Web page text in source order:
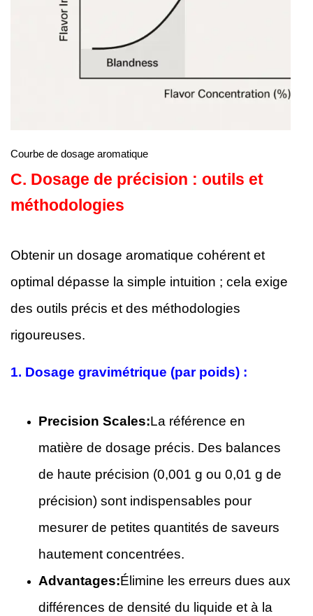
Courbe de dosage aromatique
C. Dosage de précision : outils et
méthodologies
Obtenir un dosage aromatique cohérent et
optimal dépasse la simple intuition ; cela exige
des outils précis et des méthodologies
rigoureuses.
1. Dosage gravimétrique (par poids) :
Precision Scales:La référence en
matière de dosage précis. Des balances
de haute précision (0,001 g ou 0,01 g de
précision) sont indispensables pour
mesurer de petites quantités de saveurs
hautement concentrées.
Advantages:Élimine les erreurs dues aux
différences de densité du liquide et à la